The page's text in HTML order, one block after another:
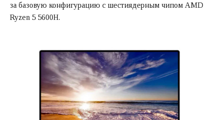
за базовую конфигурацию с шестиядерным чипом AMD
Ryzen 5 5600H.